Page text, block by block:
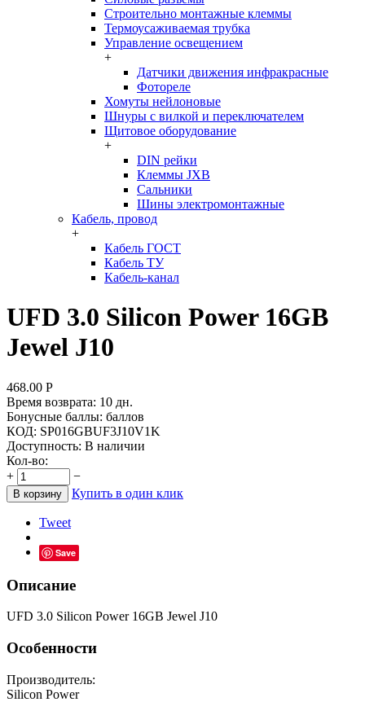
Строительно монтажные клеммы
Термоусаживаемая трубка
Управление освещением
+
Датчики движения инфракрасные
Фотореле
Хомуты нейлоновые
Шнуры с вилкой и переключателем
Щитовое оборудование
+
DIN рейки
Клеммы JXB
Сальники
Шины электромонтажные
Кабель, провод
+
Кабель ГОСТ
Кабель ТУ
Кабель-канал
UFD 3.0 Silicon Power 16GB
Jewel J10
468.00 Р
Время возврата: 10 дн.
Бонусные баллы: баллов
КОД: SP016GBUF3J10V1K
Доступность: В наличии
Кол-во:
+
−
В корзину Купить в один клик
Tweet
Save
Описание
UFD 3.0 Silicon Power 16GB Jewel J10
Особенности
Производитель:
Silicon Power